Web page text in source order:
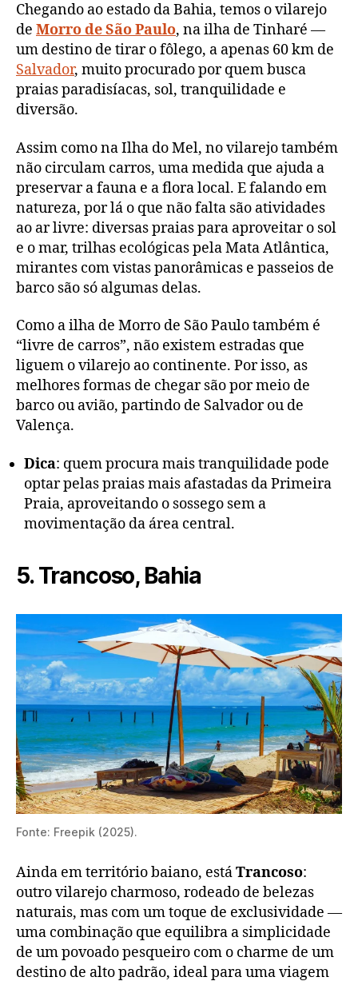
Chegando ao estado da Bahia, temos o vilarejo
de Morro de São Paulo, na ilha de Tinharé —
um destino de tirar o fôlego, a apenas 60 km de
Salvador, muito procurado por quem busca
praias paradisíacas, sol, tranquilidade e
diversão.
Assim como na Ilha do Mel, no vilarejo também
não circulam carros, uma medida que ajuda a
preservar a fauna e a flora local. E falando em
natureza, por lá o que não falta são atividades
ao ar livre: diversas praias para aproveitar o sol
e o mar, trilhas ecológicas pela Mata Atlântica,
mirantes com vistas panorâmicas e passeios de
barco são só algumas delas.
Como a ilha de Morro de São Paulo também é
“livre de carros”, não existem estradas que
liguem o vilarejo ao continente. Por isso, as
melhores formas de chegar são por meio de
barco ou avião, partindo de Salvador ou de
Valença.
Dica: quem procura mais tranquilidade pode
optar pelas praias mais afastadas da Primeira
Praia, aproveitando o sossego sem a
movimentação da área central.
5. Trancoso, Bahia
Fonte: Freepik (2025).
Ainda em território baiano, estáTrancoso:
outro vilarejo charmoso, rodeado de belezas
naturais, mas com um toque de exclusividade —
uma combinação que equilibra a simplicidade
de um povoado pesqueiro com o charme de um
destino de alto padrão, ideal para uma viagem